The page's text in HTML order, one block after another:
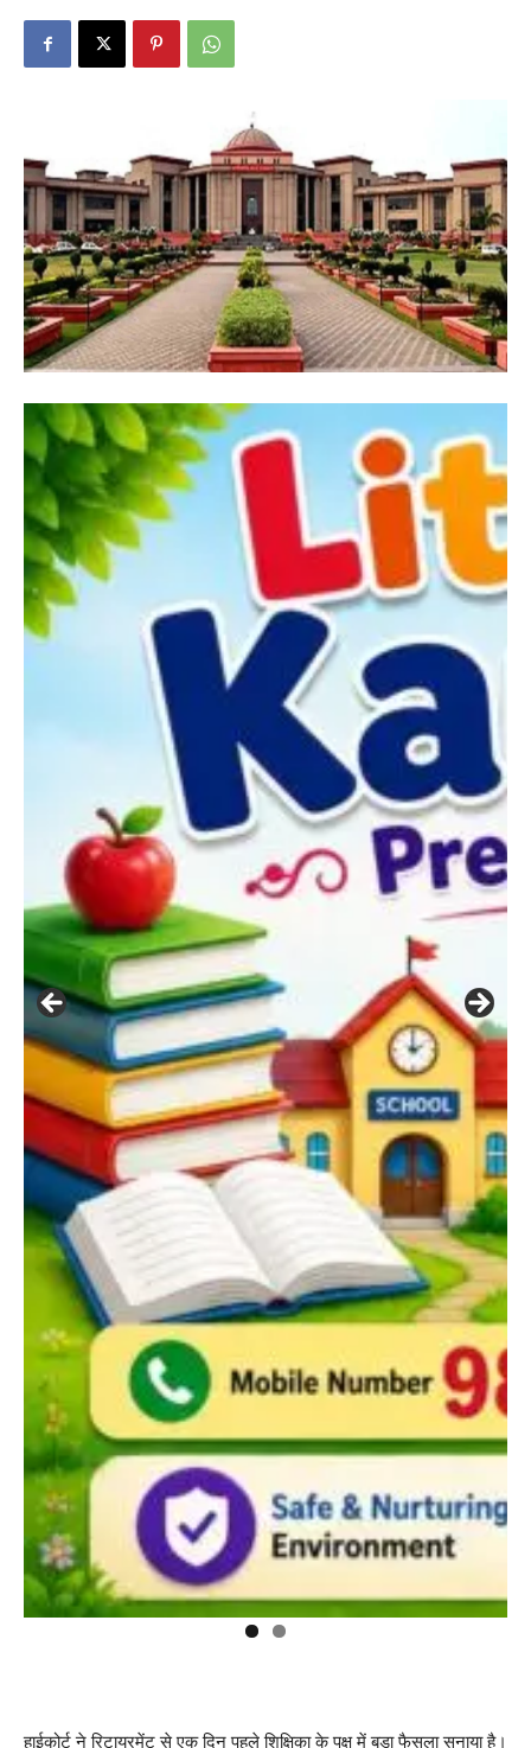
हाईकोर्ट ने रिटायरमेंट से एक दिन पहले शिक्षिका के पक्ष में बड़ा फैसला सुनाया है।